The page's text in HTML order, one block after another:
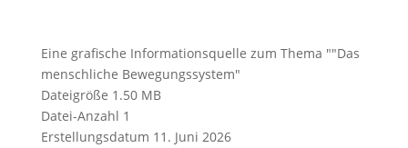
Eine grafische Informationsquelle zum Thema ""Das
menschliche Bewegungssystem"
Dateigröße 1.50 MB
Datei-Anzahl 1
Erstellungsdatum 11. Juni 2026